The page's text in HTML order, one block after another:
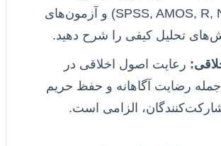
(مانند SPSS, AMOS, R, NVivo) و آزمون‌های
تحلیل کیفی را شرح دهید.
رعایت اصول اخلاقی در
رضایت آگاهانه و حفظ حریم
الزامی است.